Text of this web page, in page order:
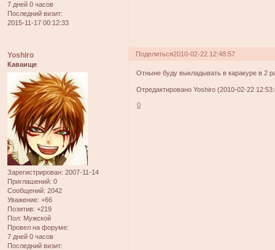
7 дней 0 часов
Последний визит:
2015-11-17 00:12:33
Поделиться2010-02-22 12:48:57
Yoshiro
Каваище
Зарегистрирован: 2007-11-14
Приглашений: 0
Сообщений: 2042
Уважение: +66
Позитив: +219
Пол: Мужской
Провел на форуме:
7 дней 0 часов
Последний визит:
Отныне буду выкладывать в каракуре в 2
Отредактировано Yoshiro (2010-02-22
0